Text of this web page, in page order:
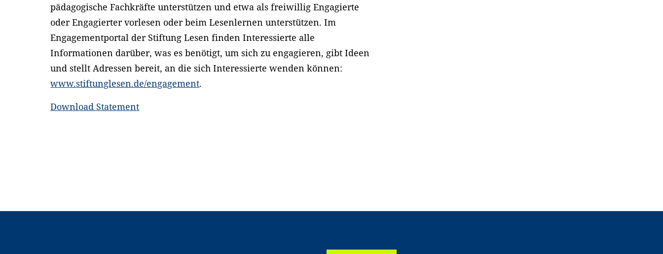
pädagogische Fachkräfte unterstützen und etwa als freiwillig Engagierte
oder Engagierter vorlesen oder beim Lesenlernen unterstützen. Im
Engagementportal der Stiftung Lesen finden Interessierte alle
Informationen darüber, was es benötigt, um sich zu engagieren, gibt Ideen
und stellt Adressen bereit, an die sich Interessierte wenden können:
www.stiftunglesen.de/engagement.
Download Statement